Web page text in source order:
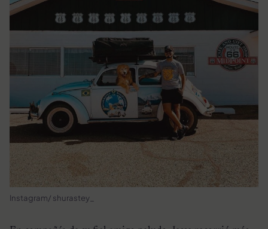
Instagram/ shurastey_